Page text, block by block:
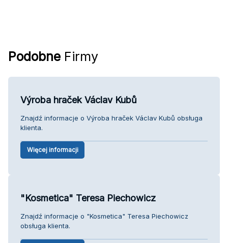
Podobne Firmy
Výroba hraček Václav Kubů
Znajdź informacje o Výroba hraček Václav Kubů obsługa
klienta.
Więcej informacji
"Kosmetica" Teresa Piechowicz
Znajdź informacje o "Kosmetica" Teresa Piechowicz
obsługa klienta.